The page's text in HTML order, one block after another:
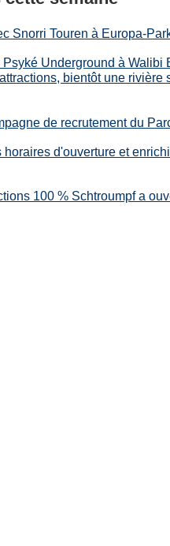
Snorri Touren à Europa-
Psyké Underground à Walibi
bientôt une rivière
de recrutement du
d'ouverture et
100 % Schtroumpf a